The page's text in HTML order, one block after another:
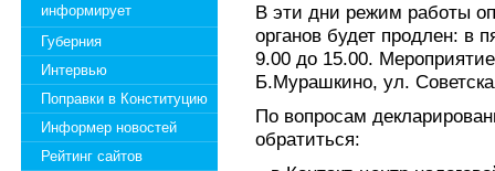
информирует
Губерния
Интервью
Поправки в Конституцию
Информер новостей
Рейтинг сайтов
В эти дни режим работы
органов будет продлен: в
9.00 до 15.00.
Б.Мурашкино, ул.
По вопросам
обратиться: